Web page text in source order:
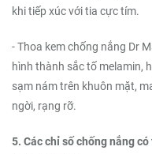
khi tiếp xúc với tia cực tím.
- Thoa kem chống nắng Dr
hình thành sắc tố melamin,
sạm nám trên khuôn mặt,
ngời, rạng rỡ.
5. Các chỉ số chống nắng